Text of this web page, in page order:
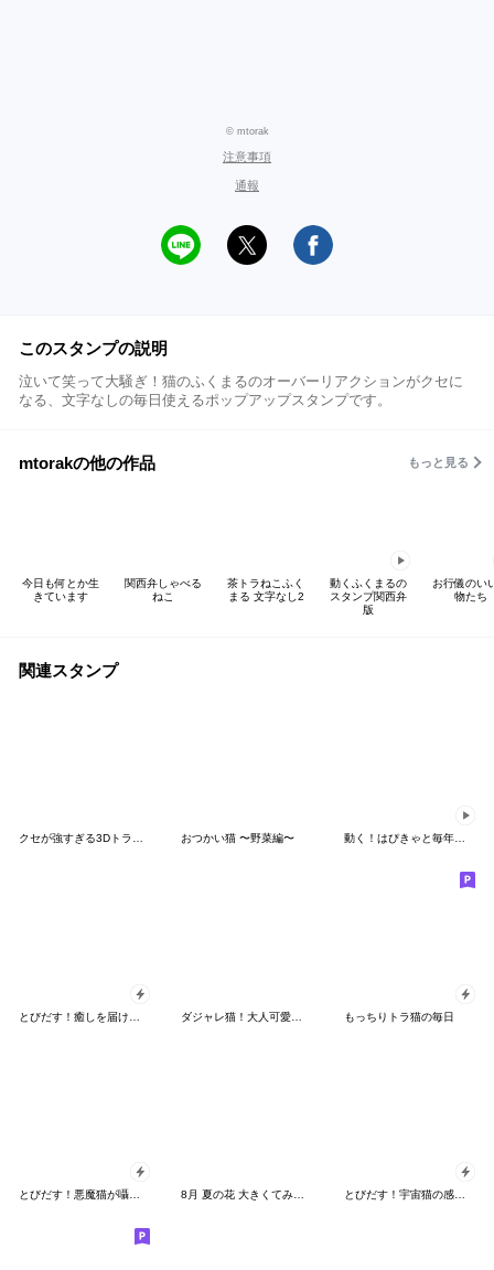
© mtorak
注意事項
通報
このスタンプの説明
泣いて笑って大騒ぎ！猫のふくまるのオーバーリアクションがクセに
なる、文字なしの毎日使えるポップアップスタンプです。
mtorakの他の作品 もっと見る
今日も何とか生
きています
関西弁しゃべる
ねこ
茶トラねこふく
まる 文字なし2
動くふくまるの
スタンプ関西弁
版
お行儀のい
物たち
関連スタンプ
クセが強すぎる3Dトラ猫【40種】 おつかい猫 〜野菜編〜 動く！はぴきゃと毎年使える夏スタンプ！
もっちりトラ猫の毎日
とびだす！宇宙猫の感情を伝えるスタンプ